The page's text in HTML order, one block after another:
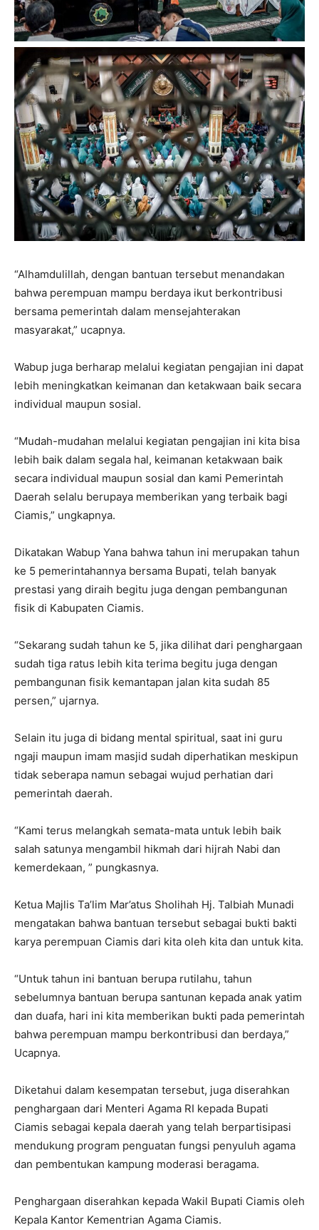
“Alhamdulillah, dengan bantuan tersebut menandakan
bahwa perempuan mampu berdaya ikut berkontribusi
bersama pemerintah dalam mensejahterakan
masyarakat,” ucapnya.
Wabup juga berharap melalui kegiatan pengajian ini dapat
lebih meningkatkan keimanan dan ketakwaan baik secara
individual maupun sosial.
“Mudah-mudahan melalui kegiatan pengajian ini kita bisa
lebih baik dalam segala hal, keimanan ketakwaan baik
secara individual maupun sosial dan kami Pemerintah
Daerah selalu berupaya memberikan yang terbaik bagi
Ciamis,” ungkapnya.
Dikatakan Wabup Yana bahwa tahun ini merupakan tahun
ke 5 pemerintahannya bersama Bupati, telah banyak
prestasi yang diraih begitu juga dengan pembangunan
fisik di Kabupaten Ciamis.
“Sekarang sudah tahun ke 5, jika dilihat dari penghargaan
sudah tiga ratus lebih kita terima begitu juga dengan
pembangunan fisik kemantapan jalan kita sudah 85
persen,” ujarnya.
Selain itu juga di bidang mental spiritual, saat ini guru
ngaji maupun imam masjid sudah diperhatikan meskipun
tidak seberapa namun sebagai wujud perhatian dari
pemerintah daerah.
“Kami terus melangkah semata-mata untuk lebih baik
salah satunya mengambil hikmah dari hijrah Nabi dan
kemerdekaan, ” pungkasnya.
Ketua Majlis Ta’lim Mar’atus Sholihah Hj. Talbiah Munadi
mengatakan bahwa bantuan tersebut sebagai bukti bakti
karya perempuan Ciamis dari kita oleh kita dan untuk kita.
“Untuk tahun ini bantuan berupa rutilahu, tahun
sebelumnya bantuan berupa santunan kepada anak yatim
dan duafa, hari ini kita memberikan bukti pada pemerintah
bahwa perempuan mampu berkontribusi dan berdaya,”
Ucapnya.
Diketahui dalam kesempatan tersebut, juga diserahkan
penghargaan dari Menteri Agama RI kepada Bupati
Ciamis sebagai kepala daerah yang telah berpartisipasi
mendukung program penguatan fungsi penyuluh agama
dan pembentukan kampung moderasi beragama.
Penghargaan diserahkan kepada Wakil Bupati Ciamis oleh
Kepala Kantor Kementrian Agama Ciamis.